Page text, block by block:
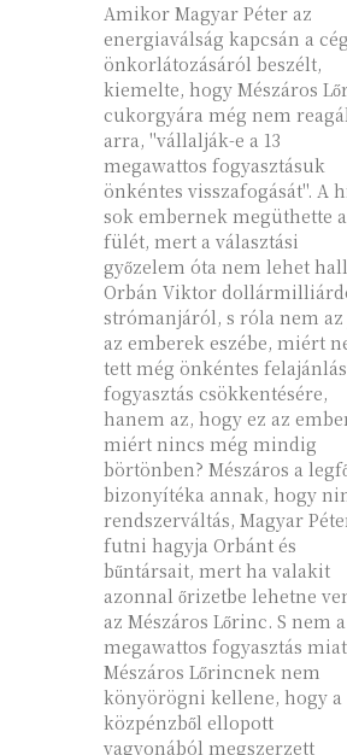
Amikor Magyar Péter az
energiaválság kapcsán a
önkorlátozásáról beszélt,
kiemelte, hogy Mészáros
cukorgyára még nem
arra, "vállalják-e a 13
megawattos fogyasztásuk
önkéntes visszafogását". A
sok embernek megüthette a
fülét, mert a választási
győzelem óta nem lehet
Orbán Viktor
strómanjáról, s róla nem
az emberek eszébe, miért
tett még önkéntes
fogyasztás csökkentésére,
hanem az, hogy ez az
miért nincs még mindig
börtönben? Mészáros a
bizonyítéka annak, hogy
rendszerváltás, Magyar
futni hagyja Orbánt és
bűntársait, mert ha valakit
azonnal őrizetbe lehetne
az Mészáros Lőrinc. S nem a 13
megawattos fogyasztás
Mészáros Lőrincnek nem
könyörögni kellene, hogy a
közpénzből ellopott
vagyonából megszerzett